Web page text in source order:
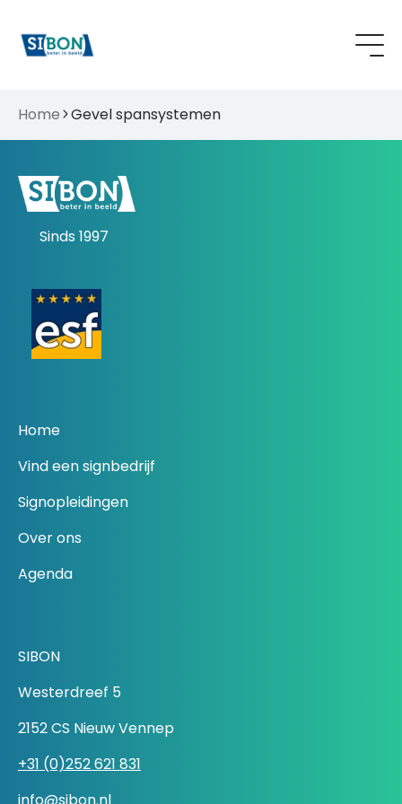
Home Gevel spansystemen
Sinds 1997
Home
Vind een signbedrijf
Signopleidingen
Over ons
Agenda
SIBON
Westerdreef 5
2152 CS Nieuw Vennep
+31 (0)252 621 831